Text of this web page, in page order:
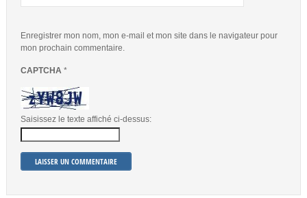
Enregistrer mon nom, mon e-mail et mon site dans le navigateur pour
mon prochain commentaire.
CAPTCHA *
Saisissez le texte affiché ci-dessus: